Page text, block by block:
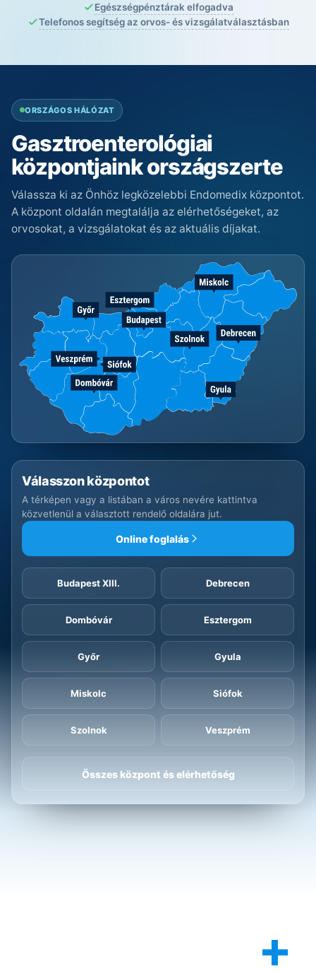
Egészségpénztárak elfogadva
Telefonos segítség az orvos- és vizsgálatválasztásban
ORSZÁGOS HÁLÓZAT
Gasztroenterológiai
központjaink országszerte
Válassza ki az Önhöz legközelebbi Endomedix központot.
A központ oldalán megtalálja az elérhetőségeket, az
orvosokat, a vizsgálatokat és az aktuális díjakat.
Válasszon központot
A térképen vagy a listában a város nevére kattintva
közvetlenül a választott rendelő oldalára jut.
Online foglalás
Budapest XIII. Debrecen
Dombóvár Esztergom
Győr Gyula
Miskolc Siófok
Szolnok Veszprém
Összes központ és elérhetőség
+